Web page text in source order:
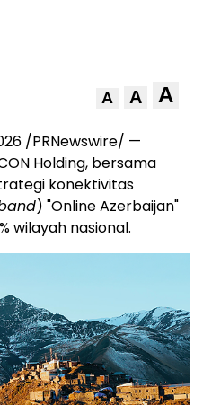
A A A
/PRNewswire/ —
Holding, bersama
konektivitas
) "Online Azerbaijan"
wilayah nasional.